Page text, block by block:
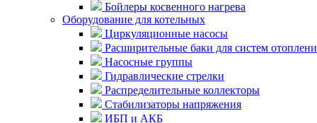
Бойлеры косвенного нагрева
Оборудование для котельных
Циркуляционные насосы
Расширительные баки для систем
Насосные группы
Гидравлические стрелки
Распределительные коллекторы
Стабилизаторы напряжения
ИБП и АКБ